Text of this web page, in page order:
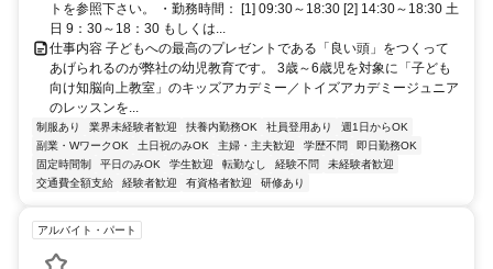
トを参照下さい。 ・勤務時間： [1] 09:30～18:30 [2] 14:30～18:30 土
日 9：30～18：30 もしくは...
仕事内容 子どもへの最高のプレゼントである「良い頭」をつくって
あげられるのが弊社の幼児教育です。 3歳～6歳児を対象に「子ども
向け知脳向上教室」のキッズアカデミー／トイズアカデミージュニア
のレッスンを...
制服あり 業界未経験者歓迎 扶養内勤務OK 社員登用あり
週1日からOK
副業・WワークOK
土日祝のみOK 主婦・主夫歓迎 学歴不問
即日勤務OK
固定時間制
平日のみOK 学生歓迎 転勤なし 経験不問
未経験者歓迎
交通費全額支給
経験者歓迎 有資格者歓迎 研修あり
アルバイト・パート